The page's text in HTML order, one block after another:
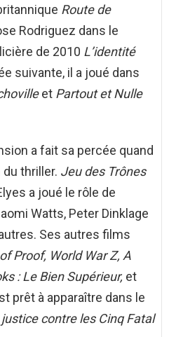
Route de
Rodriguez dans le
de 2010 L’identité
suivante, il a joué dans
et Partout et Nulle
a fait sa percée quand
thriller. Jeu des Trônes
a joué le rôle de
Watts, Peter Dinklage
Ses autres films
Proof, World War Z, A
: Le Bien Supérieur, et
prêt à apparaître dans le
contre les Cinq Fatal